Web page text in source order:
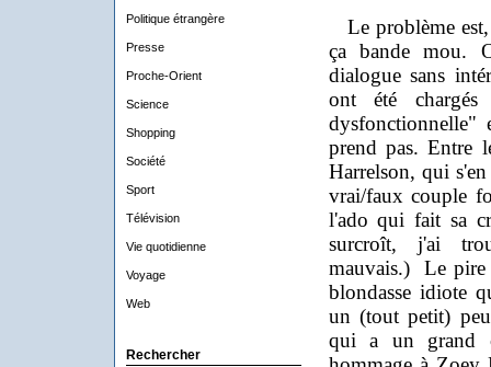
Politique étrangère
Presse
Proche-Orient
Science
Shopping
Société
Sport
Télévision
Vie quotidienne
Voyage
Web
Rechercher
Le problème est,
ça bande mou.
dialogue sans
ont été chargés
dysfonctionnelle"
prend pas. Entre
Harrelson, qui
vrai/faux couple
l'ado qui fait sa
surcroît, j'ai
mauvais.) Le pire
blondasse idiote
un (tout petit)
qui a un grand